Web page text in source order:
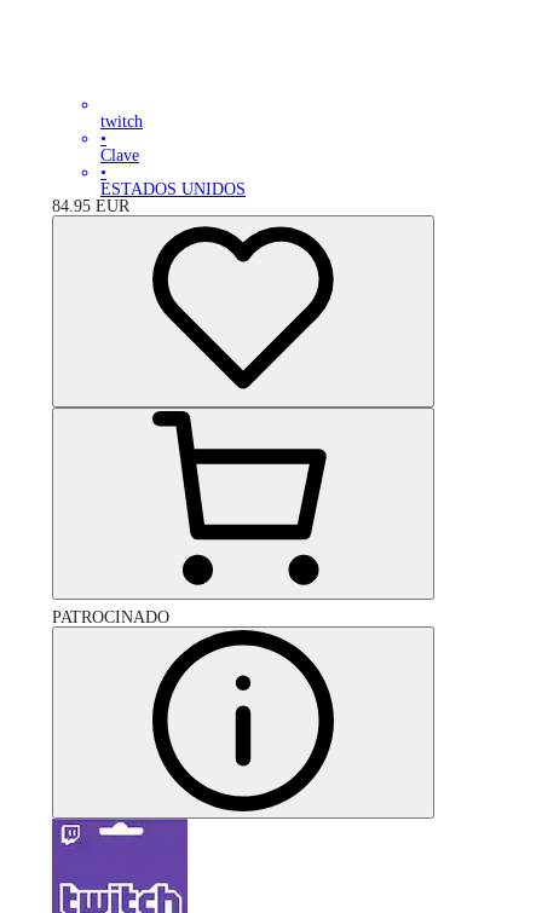
twitch
•
Clave
•
ESTADOS UNIDOS
84.95 EUR
PATROCINADO